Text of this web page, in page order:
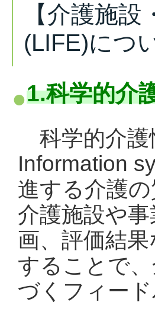
【介護施
(LIFE)につ
1.科学的介
科学的介護
Information
進する介護
介護施設や
画、評価結
することで
づくフィー